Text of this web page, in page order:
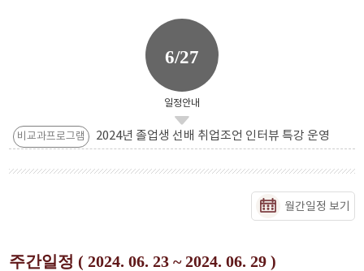
6/27
일정안내
비교과프로그램 2024년 졸업생 선배 취업조언 인터뷰 특강 운영
월간일정 보기
주간일정 ( 2024. 06. 23 ~ 2024. 06. 29 )